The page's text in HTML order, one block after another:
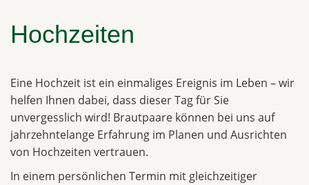
Hochzeiten
Eine Hochzeit ist ein einmaliges Ereignis im Leben – wir
helfen Ihnen dabei, dass dieser Tag für Sie
unvergesslich wird! Brautpaare können bei uns auf
jahrzehntelange Erfahrung im Planen und Ausrichten
von Hochzeiten vertrauen.
In einem persönlichen Termin mit gleichzeitiger